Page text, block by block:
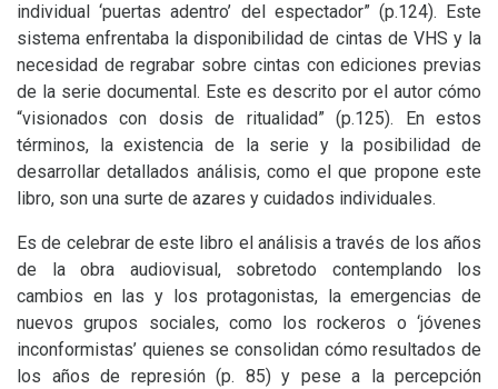
individual ‘puertas adentro’ del espectador” (p.124). Este
sistema enfrentaba la disponibilidad de cintas de VHS y la
necesidad de regrabar sobre cintas con ediciones previas
de la serie documental. Este es descrito por el autor cómo
“visionados con dosis de ritualidad” (p.125). En estos
términos, la existencia de la serie y la posibilidad de
desarrollar detallados análisis, como el que propone este
libro, son una surte de azares y cuidados individuales.
Es de celebrar de este libro el análisis a través de los años
de la obra audiovisual, sobretodo contemplando los
cambios en las y los protagonistas, la emergencias de
nuevos grupos sociales, como los rockeros o ‘jóvenes
inconformistas’ quienes se consolidan cómo resultados de
los años de represión (p. 85) y pese a la percepción